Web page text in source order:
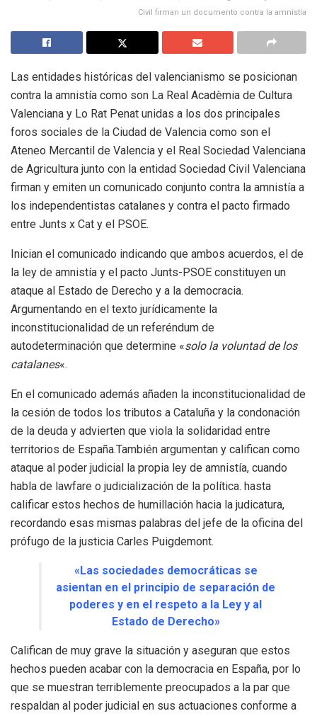
Civil firman un documento contra la amnistía
Las entidades históricas del valencianismo se posicionan
contra la amnistía como son La Real Acadèmia de Cultura
Valenciana y Lo Rat Penat unidas a los dos principales
foros sociales de la Ciudad de Valencia como son el
Ateneo Mercantil de Valencia y el Real Sociedad Valenciana
de Agricultura junto con la entidad Sociedad Civil Valenciana
firman y emiten un comunicado conjunto contra la amnistía a
los independentistas catalanes y contra el pacto firmado
entre Junts x Cat y el PSOE.
Inician el comunicado indicando que ambos acuerdos, el de
la ley de amnistía y el pacto Junts-PSOE constituyen un
ataque al Estado de Derecho y a la democracia.
Argumentando en el texto jurídicamente la
inconstitucionalidad de un referéndum de
autodeterminación que determine «solo la voluntad de los
catalanes«.
En el comunicado además añaden la inconstitucionalidad de
la cesión de todos los tributos a Cataluña y la condonación
de la deuda y advierten que viola la solidaridad entre
territorios de España.También argumentan y califican como
ataque al poder judicial la propia ley de amnistía, cuando
habla de lawfare o judicialización de la política. hasta
calificar estos hechos de humillación hacia la judicatura,
recordando esas mismas palabras del jefe de la oficina del
prófugo de la justicia Carles Puigdemont.
«Las sociedades democráticas se
asientan en el principio de separación de
poderes y en el respeto a la Ley y al
Estado de Derecho»
Califican de muy grave la situación y aseguran que estos
hechos pueden acabar con la democracia en España, por lo
que se muestran terriblemente preocupados a la par que
respaldan al poder judicial en sus actuaciones conforme a